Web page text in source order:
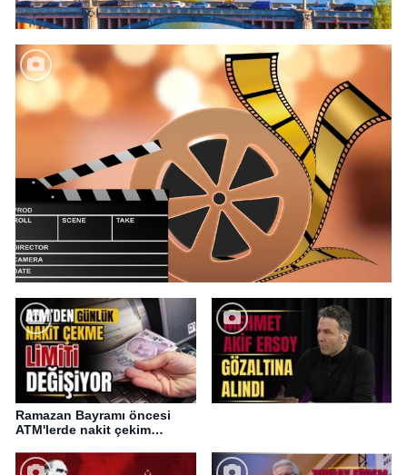
Ramazan Bayramı öncesi
ATM'lerde nakit çekim